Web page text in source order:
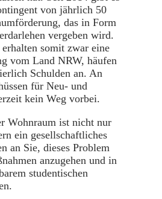
von jährlich 50
das in Form
vergeben wird.
somit zwar eine
vom Land NRW, häufen
Schulden an. An
für Neu- und
kein Weg vorbei.
Wohnraum ist nicht nur
ein gesellschaftliches
an Sie, dieses Problem
anzugehen und in
studentischen